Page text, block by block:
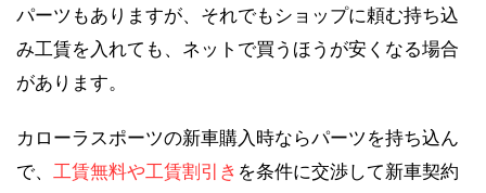
パーツもありますが、それでもショップに頼む持ち込
み工賃を入れても、ネットで買うほうが安くなる場合
があります。
カローラスポーツの新車購入時ならパーツを持ち込ん
で、 工賃無料や工賃割引き を条件に交渉して新車契約